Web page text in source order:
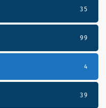
35
99
4
39